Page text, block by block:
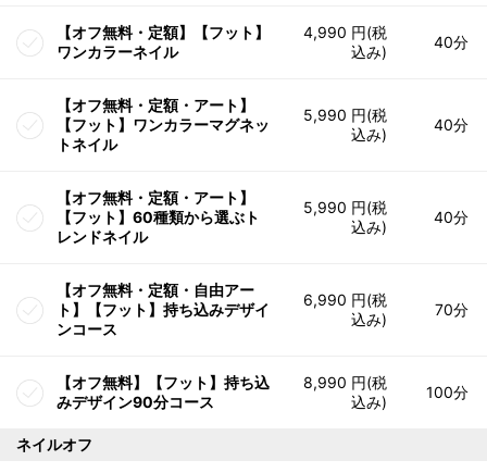
【オフ無料・定額】【フット】
ワンカラーネイル
4,990 円(税
込み)
40分
【オフ無料・定額・アート】
【フット】ワンカラーマグネッ
トネイル
5,990 円(税
込み)
40分
【オフ無料・定額・アート】
【フット】60種類から選ぶト
レンドネイル
5,990 円(税
込み)
40分
【オフ無料・定額・自由アー
ト】【フット】持ち込みデザイ
ンコース
6,990 円(税
込み)
70分
【オフ無料】【フット】持ち込
みデザイン90分コース
8,990 円(税
込み)
100分
ネイルオフ